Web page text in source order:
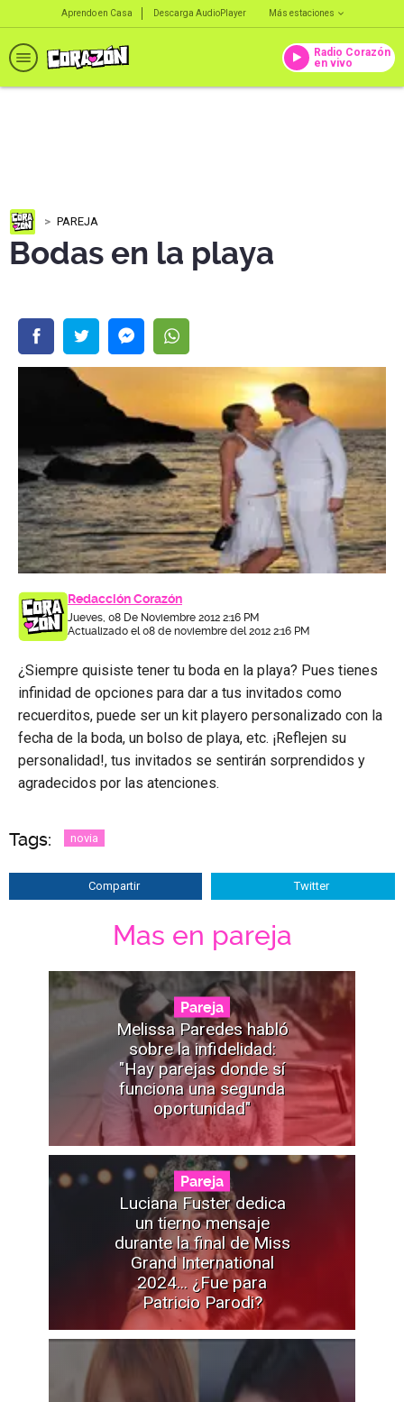
Aprendo en Casa Descarga AudioPlayer Más estaciones
Radio Corazón
en vivo
PAREJA
Bodas en la playa
Redacción Corazón
Jueves, 08 De Noviembre 2012 2:16 PM
Actualizado el 08 de noviembre del 2012 2:16 PM
¿Siempre quisiste tener tu boda en la playa? Pues tienes
infinidad de opciones para dar a tus invitados como
recuerditos, puede ser un kit playero personalizado con la
fecha de la boda, un bolso de playa, etc. ¡Reflejen su
personalidad!, tus invitados se sentirán sorprendidos y
agradecidos por las atenciones.
Tags: novia
Compartir Twitter
Mas en pareja
Pareja
Melissa Paredes habló
sobre la infidelidad:
"Hay parejas donde sí
funciona una segunda
oportunidad"
Pareja
Luciana Fuster dedica
un tierno mensaje
durante la final de Miss
Grand International
2024... ¿Fue para
Patricio Parodi?